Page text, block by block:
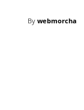
By webmorcha